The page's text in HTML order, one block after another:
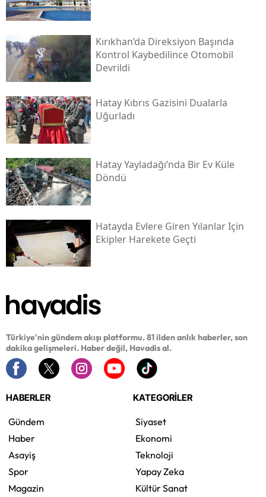
Kırıkhan’da Direksiyon Başında
Kontrol Kaybedilince Otomobil
Devrildi
Hatay Kıbrıs Gazisini Dualarla
Uğurladı
Hatay Yayladağı’nda Bir Ev Küle
Döndü
Hatayda Evlere Giren Yılanlar Için
Ekipler Harekete Geçti
Türkiye'nin gündem akışı platformu. 81 ilden anlık haberler, son
dakika gelişmeleri. Haber değil, Havadis al.
HABERLER
Gündem
Haber
Asayiş
Spor
Magazin
KATEGORİLER
Siyaset
Ekonomi
Teknoloji
Yapay Zeka
Kültür Sanat